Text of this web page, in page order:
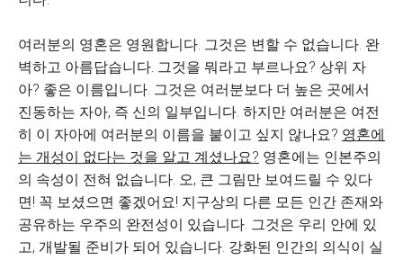
여러분의 영혼은 영원합니다. 그것은 변할 수 없습니다. 완
벽하고 아름답습니다. 그것을 뭐라고 부르나요? 상위 자
아? 좋은 이름입니다. 그것은 여러분보다 더 높은 곳에서
진동하는 자아, 즉 신의 일부입니다. 하지만 여러분은 여전
히 이 자아에 여러분의 이름을 붙이고 싶지 않나요? 영혼에
는 개성이 없다는 것을 알고 계셨나요? 영혼에는 인본주의
의 속성이 전혀 없습니다. 오, 큰 그림만 보여드릴 수 있다
면! 꼭 보셨으면 좋겠어요! 지구상의 다른 모든 인간 존재와
공유하는 우주의 완전성이 있습니다. 그것은 우리 안에 있
고, 개발될 준비가 되어 있습니다. 강화된 인간의 의식이 실